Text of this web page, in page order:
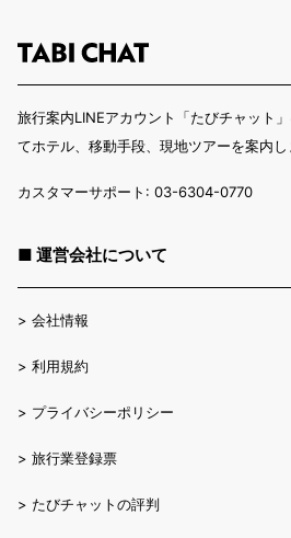
旅行案内LINEアカウント「たびチャット
てホテル、移動手段、現地ツアーを案内し
カスタマーサポート: 03-6304-0770
■ 運営会社について
> 会社情報
> 利用規約
> プライバシーポリシー
> 旅行業登録票
> たびチャットの評判